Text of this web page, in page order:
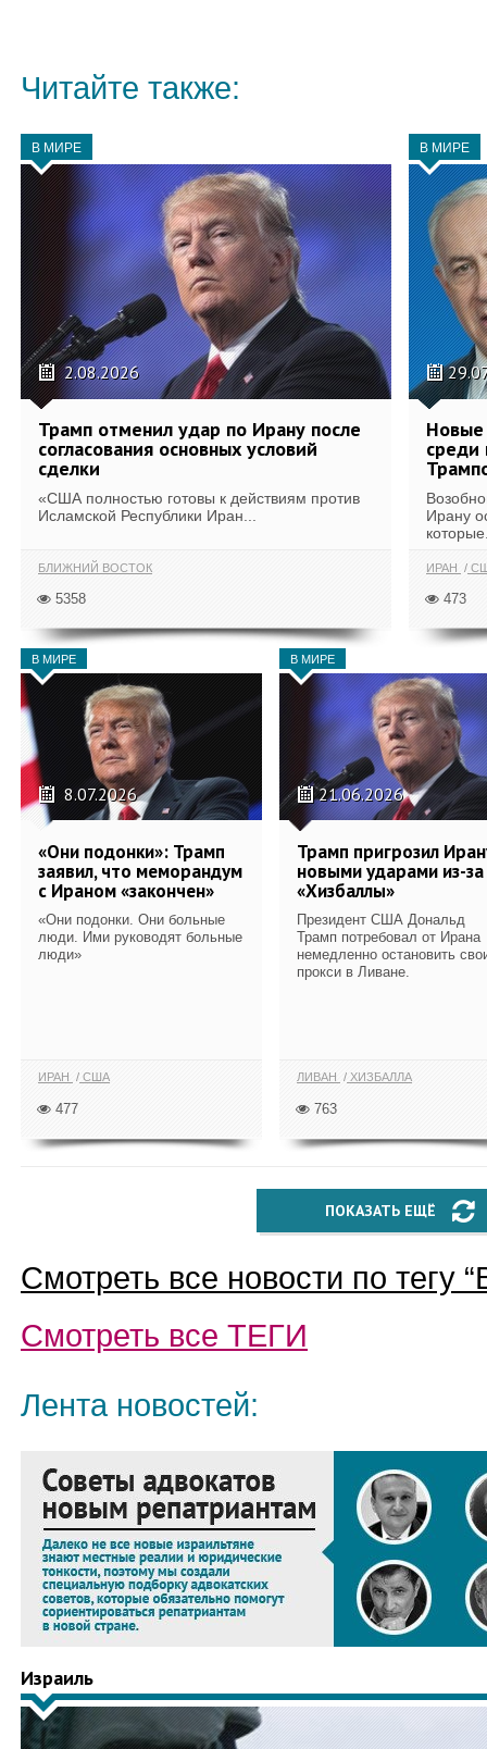
Читайте также:
В МИРЕ
2.08.2026
Трамп отменил удар по Ирану после
согласования основных условий
сделки
«США полностью готовы к действиям против
Исламской Республики Иран...
БЛИЖНИЙ ВОСТОК
5358
В МИРЕ
Новые
среди
Ирану
ИРАН
473
В МИРЕ
8.07.2026
«Они подонки»: Трамп
заявил, что меморандум
с Ираном «закончен»
«Они подонки. Они больные
люди. Ими руководят больные
люди»
ИРАН США
477
В МИРЕ
21.06.2026
Трамп пригрозил
новыми ударами из-за
«Хизбаллы»
Президент США Дональд
Трамп потребовал от Ирана
немедленно остановить
прокси в Ливане.
ЛИВАН ХИЗБАЛЛА
763
ПОКАЗАТЬ ЕЩЁ
Смотреть все новости по тегу “
Смотреть все ТЕГИ
Лента новостей:
Израиль